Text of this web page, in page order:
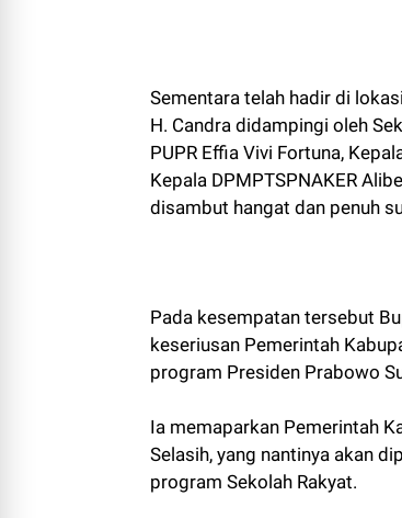
Sementara telah hadir di
H. Candra didampingi oleh
PUPR Effia Vivi Fortuna,
Kepala DPMPTSPNAKER
disambut hangat dan penuh
Pada kesempatan tersebut
keseriusan Pemerintah
program Presiden Prabowo
Ia memaparkan Pemerintah
Selasih, yang nantinya akan
program Sekolah Rakyat.